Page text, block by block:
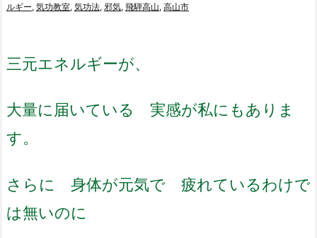
ルギー, 気功教室, 気功法, 邪気, 飛騨高山, 高山市
三元エネルギーが、
大量に届いている 実感が私にもありま
す。
さらに 身体が元気で 疲れているわけで
は無いのに